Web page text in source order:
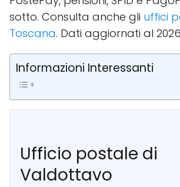
sotto. Consulta anche gli uffici
Toscana. Dati aggiornati al
Informazioni Interessanti
Ufficio postale di
Valdottavo